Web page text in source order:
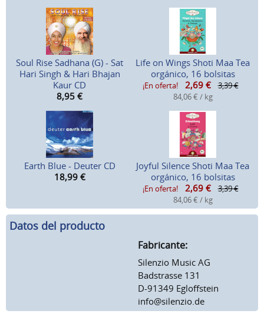
Soul Rise Sadhana (G) - Sat
Hari Singh & Hari Bhajan
Kaur CD
8,95 €
Life on Wings Shoti Maa Tea
orgánico, 16 bolsitas
¡En oferta! 2,69 €
3,39 €
84,06 € / kg
Earth Blue - Deuter CD
18,99 €
Joyful Silence Shoti Maa Tea
orgánico, 16 bolsitas
¡En oferta! 2,69 €
3,39 €
84,06 € / kg
Datos del producto
Fabricante:
Silenzio Music AG
Badstrasse 131
D-91349 Egloffstein
info@silenzio.de